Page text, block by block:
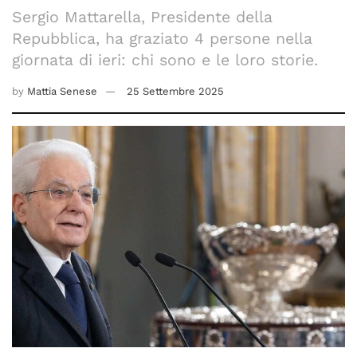
Sergio Mattarella, Presidente della
Repubblica, ha graziato 4 persone nella
giornata di ieri: chi sono e le loro storie.
by Mattia Senese 25 Settembre 2025